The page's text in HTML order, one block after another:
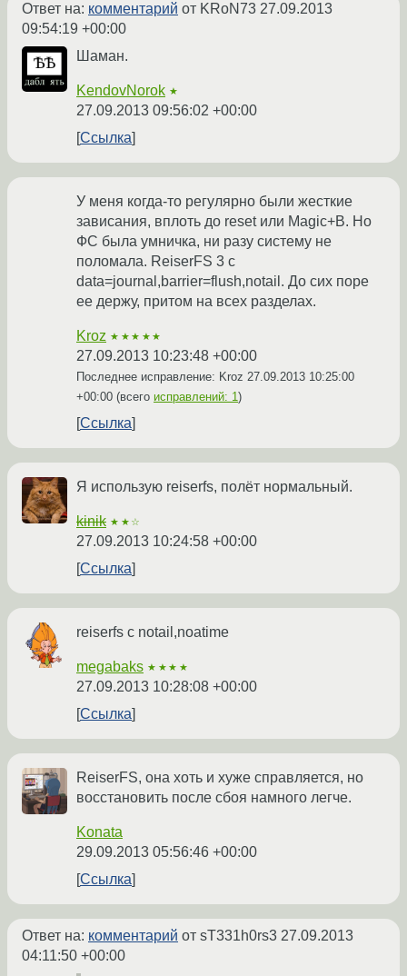
Ответ на: комментарий от KRoN73 27.09.2013
09:54:19 +00:00
Шаман.
KendovNorok ★
27.09.2013 09:56:02 +00:00
Ссылка
У меня когда-то регулярно были жесткие
зависания, вплоть до reset или Magic+B. Но
ФС была умничка, ни разу систему не
поломала. ReiserFS 3 с
data=journal,barrier=flush,notail. До сих поре
ее держу, притом на всех разделах.
Kroz ★★★★★
27.09.2013 10:23:48 +00:00
Последнее исправление: Kroz 27.09.2013 10:25:00
+00:00 (всего исправлений: 1)
Ссылка
Я использую reiserfs, полёт нормальный.
kinik ★★☆
27.09.2013 10:24:58 +00:00
Ссылка
reiserfs с notail,noatime
megabaks ★★★★
27.09.2013 10:28:08 +00:00
Ссылка
ReiserFS, она хоть и хуже справляется, но
восстановить после сбоя намного легче.
Konata
29.09.2013 05:56:46 +00:00
Ссылка
Ответ на: комментарий от sT331h0rs3 27.09.2013
04:11:50 +00:00